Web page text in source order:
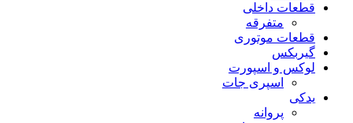
قطعات داخلی
متفرقه
قطعات موتوری
گیربکس
لوکس و اسپورت
اسپری جات
یدکی
پروانه